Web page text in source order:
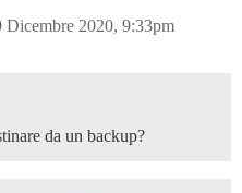
Dicembre 2020, 9:33pm
da un backup?